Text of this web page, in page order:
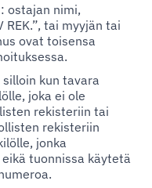
ostajan nimi,
tai myyjän tai
ovat toisensa
kun tavara
joka ei ole
rekisteriin tai
rekisteriin
jonka
tuonnissa käytetä